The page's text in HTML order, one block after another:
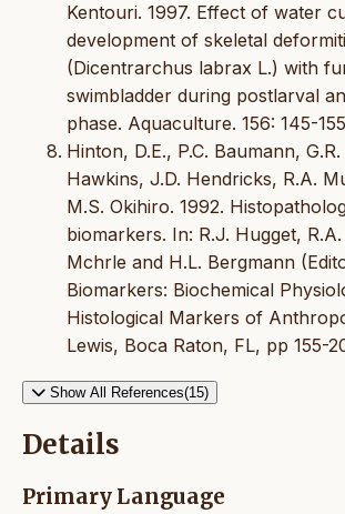
Kentouri. 1997. Effect of water
development of skeletal
(Dicentrarchus labrax L.) with
swimbladder during postlarval
phase. Aquaculture. 156: 145-
Hinton, D.E., P.C. Baumann,
Hawkins, J.D. Hendricks, R.A.
M.S. Okihiro. 1992.
biomarkers. In: R.J. Hugget,
Mchrle and H.L. Bergmann
Biomarkers: Biochemical
Histological Markers of
Lewis, Boca Raton, FL, pp 155-
Show All References(15)
Details
Primary Language